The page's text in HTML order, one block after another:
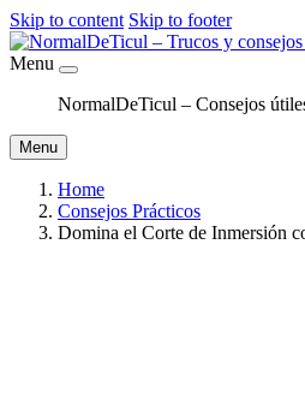
Skip to content Skip to footer
Menu
NormalDeTicul – Consejos
Menu
Home
Consejos Prácticos
Domina el Corte de Inmersión